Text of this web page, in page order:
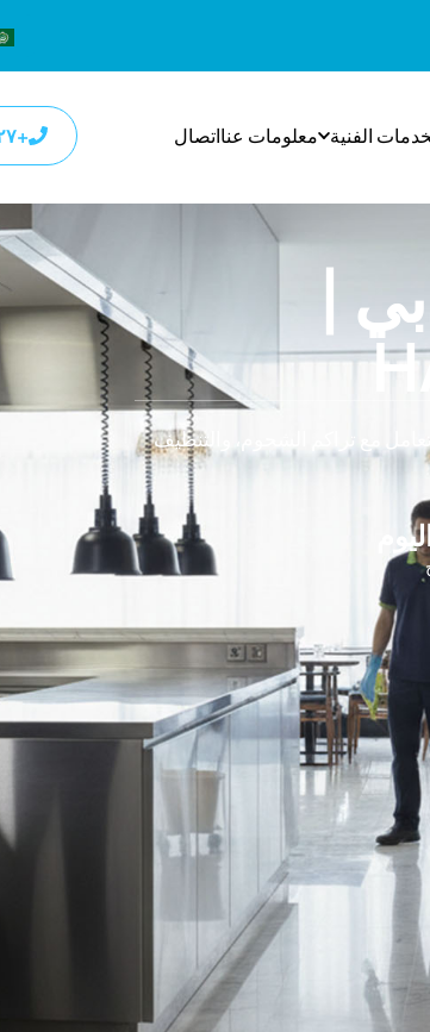
الفنية معلومات عنااتصال +٩٧١٨٠٠٩٣٣٢٧
|
مع تراكم الشحوم، والتنظيف